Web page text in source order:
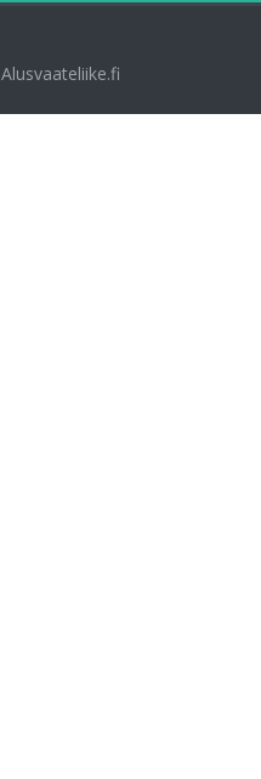
Alusvaateliike.fi